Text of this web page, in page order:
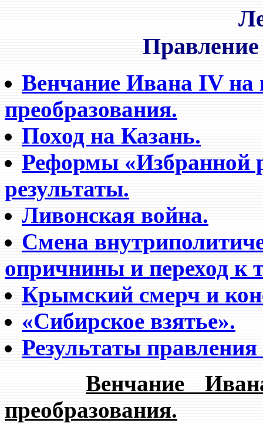
Венчание Ивана IV на
преобразования.
Поход на Казань.
Реформы «Избранной
результаты.
Ливонская война.
Смена
опричнины и переход к
Крымский смерч и
«Сибирское взятье».
Результаты
Венчание
преобразования.